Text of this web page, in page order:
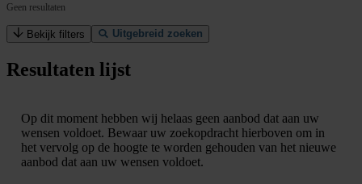
Geen resultaten
Bekijk filters Uitgebreid zoeken
Resultaten lijst
Op dit moment hebben wij helaas geen aanbod dat aan uw
wensen voldoet. Bewaar uw zoekopdracht hierboven om in
het vervolg op de hoogte te worden gehouden van het nieuwe
aanbod dat aan uw wensen voldoet.